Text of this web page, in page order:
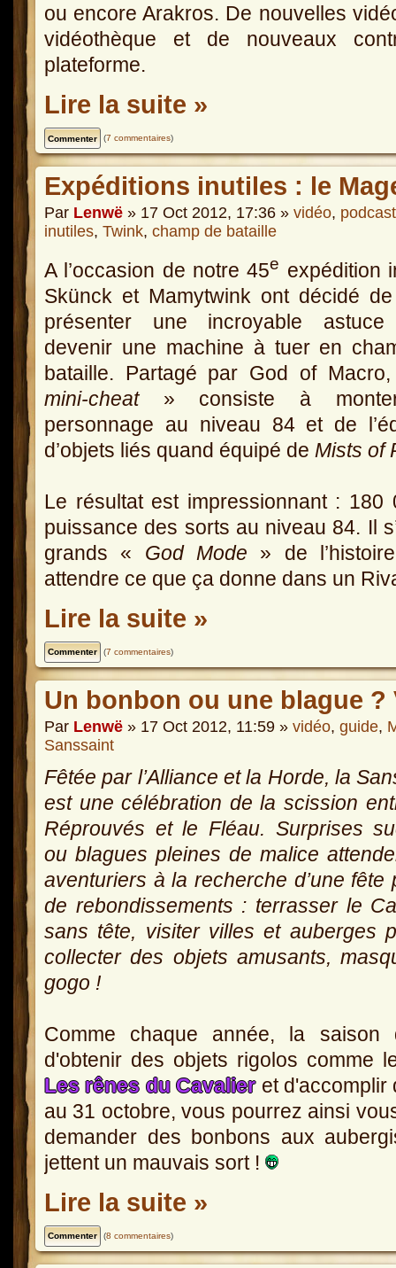
ou encore Arakros. De nouvelles
vidéothèque et de nouveaux
plateforme.
Lire la suite »
(7 commentaires)
Expéditions inutiles : le
Par Lenwë » 17 Oct 2012, 17:36 » vidéo, podcast
inutiles, Twink, champ de bataille
A l’occasion de notre 45e expédition
Skünck et Mamytwink ont décidé
présenter une incroyable
devenir une machine à tuer en
bataille. Partagé par God of
mini-cheat» consiste à
personnage au niveau 84 et de
d’objets liés quand équipé de Mists of
Le résultat est impressionnant :
puissance des sorts au niveau 84. Il
grands « God Mode » de
attendre ce que ça donne dans un
Lire la suite »
(7 commentaires)
Un bonbon ou une blague ?
Par Lenwë » 17 Oct 2012, 11:59 » vidéo, guide,
Sanssaint
Fêtée par l’Alliance et la Horde, la
est une célébration de la scission
Réprouvés et le Fléau. Surprises
ou blagues pleines de malice
aventuriers à la recherche d’une fête
de rebondissements : terrasser le
sans tête, visiter villes et auberges
collecter des objets amusants,
gogo !
Comme chaque année, la saison
d'obtenir des objets rigolos comme
Les rênes du Cavalieret d'accomplir
au 31 octobre, vous pourrez ainsi
demander des bonbons aux
jettent un mauvais sort !
Lire la suite »
(8 commentaires)